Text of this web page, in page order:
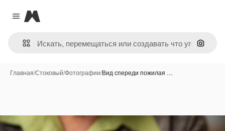
Close menu
Magnific
Поиск
Главная/Стоковый/Фотографии/Вид спереди пожилая …